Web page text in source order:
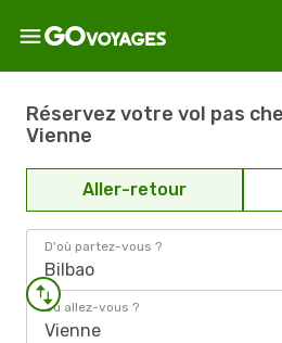
Réservez votre vol pas
Vienne
Aller-retour
D'où partez-vous ?
Bilbao
Où allez-vous ?
Vienne